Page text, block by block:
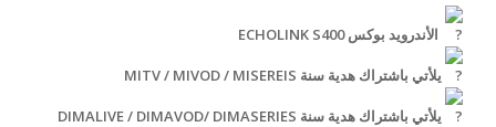
الأندرويد بوكس ECHOLINK S400
يلأتي باشتراك هدية سنة MITV / MIVOD / MISEREIS
يلأتي باشتراك هدية سنة DIMALIVE / DIMAVOD/ DIMASERIES